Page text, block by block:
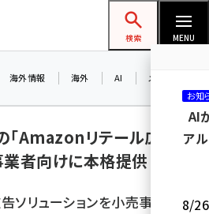
ショップ担当者フォーラム
検索 MENU
海外情報 海外 AI メタバース
Amazonリテール広告
業者向けに本格提供
ソリューションを小売事業者に
お知
AI
ア
8/26